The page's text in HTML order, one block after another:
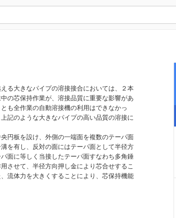
る大きなパイプの溶接接合においては、２本
の芯保持作業が、溶接品質に重要な影響があ
も全作業の自動溶接機の利用はできなかっ
記のような大きなパイプの高い品質の溶接に
円板を設け、外側の一端面を複数のテーパ面
を有し、反対の面にはテーパ面として半径方
面に等しく当接したテーパ面すなわち多角錘
させて、半径方向押し金により芯合せするこ
流体力を大きくすることにより、芯保持機能